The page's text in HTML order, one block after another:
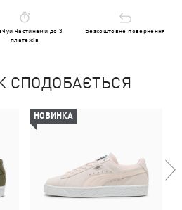
частинами до 3
платежів
Безкоштовне повернення
СПОДОБАЄТЬСЯ
НОВИНКА